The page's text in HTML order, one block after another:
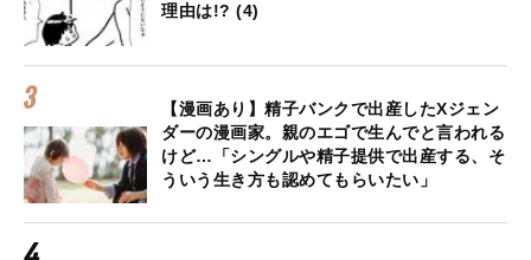
理由は!? (4)
【漫画あり】精子バンクで出産したXジェン
ダーの漫画家。親のエゴで生んでと言われる
けど…「シングルや精子提供で出産する、そ
ういう生き方も認めてもらいたい」